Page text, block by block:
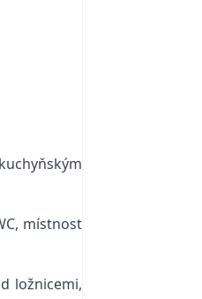
místnost
ložnicemi,